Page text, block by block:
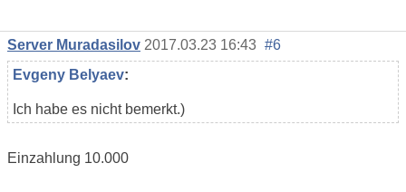
Server Muradasilov 2017.03.23 16:43 #6
Evgeny Belyaev:
Ich habe es nicht bemerkt.)
Einzahlung 10.000